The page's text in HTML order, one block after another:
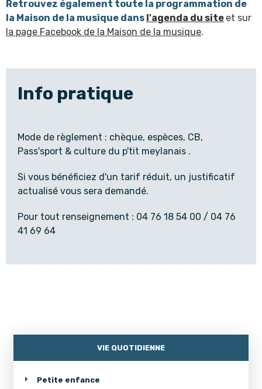
Retrouvez également toute la programmation de
la Maison de la musique dans l'agenda du site et sur
la page Facebook de la Maison de la musique.
Info pratique
Mode de règlement : chèque, espèces, CB,
Pass'sport & culture du p'tit meylanais .
Si vous bénéficiez d'un tarif réduit, un justificatif
actualisé vous sera demandé.
Pour tout renseignement : 04 76 18 54 00 / 04 76
41 69 64
VIE QUOTIDIENNE
Petite enfance